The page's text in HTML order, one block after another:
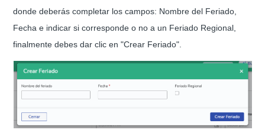
donde deberás completar los campos: Nombre del Feriado,
Fecha e indicar si corresponde o no a un Feriado Regional,
finalmente debes dar clic en "Crear Feriado".